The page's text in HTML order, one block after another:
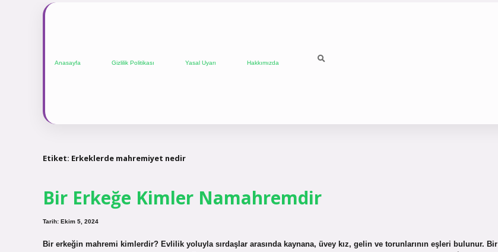
Anasayfa Gizlilik Politikası Yasal Uyarı Hakkımızda
Etiket: Erkeklerde mahremiyet nedir
Bir Erkeğe Kimler Namahremdir
Tarih: Ekim 5, 2024
Bir erkeğin mahremi kimlerdir? Evlilik yoluyla sırdaşlar arasında kaynana, üvey kız, gelin ve torunlarının eşleri bulunur. Bir